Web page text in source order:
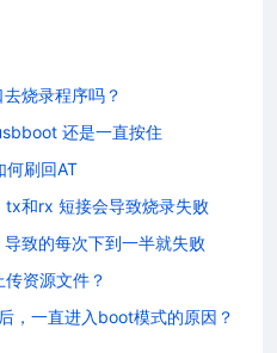
烧录程序吗？
还是一直按住
何刷回AT
和rx 短接会导致烧录失败
致的每次下到一半就失败
资源文件？
，一直进入boot模式的原因？